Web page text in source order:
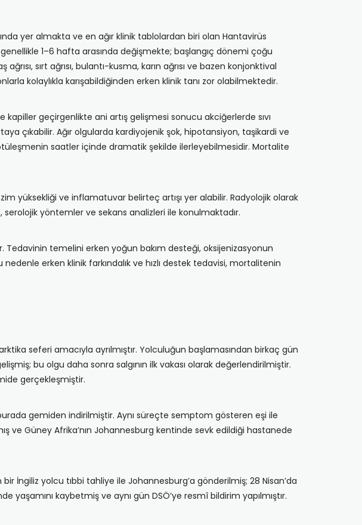
yer almakta ve en ağır klinik tablolardan biri olan Hantavirüs
1–6 hafta arasında değişmekte; başlangıç dönemi çoğu
sırt ağrısı, bulantı-kusma, karın ağrısı ve bazen konjonktival
kolaylıkla karışabildiğinden erken klinik tanı zor olabilmektedir.
geçirgenlikte ani artış gelişmesi sonucu akciğerlerde sıvı
çıkabilir. Ağır olgularda kardiyojenik şok, hipotansiyon, taşikardi ve
saatler içinde dramatik şekilde ilerleyebilmesidir. Mortalite
yüksekliği ve inflamatuvar belirteç artışı yer alabilir. Radyolojik olarak
yöntemler ve sekans analizleri ile konulmaktadır.
temelini erken yoğun bakım desteği, oksijenizasyonun
erken klinik farkındalık ve hızlı destek tedavisi, mortalitenin
seferi amacıyla ayrılmıştır. Yolculuğun başlamasından birkaç gün
bu olgu daha sonra salgının ilk vakası olarak değerlendirilmiştir.
gerçekleşmiştir.
gemiden indirilmiştir. Aynı süreçte semptom gösteren eşi ile
ve Güney Afrika’nın Johannesburg kentinde sevk edildiği hastanede
İngiliz yolcu tıbbi tahliye ile Johannesburg’a gönderilmiş; 28 Nisan’da
kaybetmiş ve aynı gün DSÖ’ye resmî bildirim yapılmıştır.